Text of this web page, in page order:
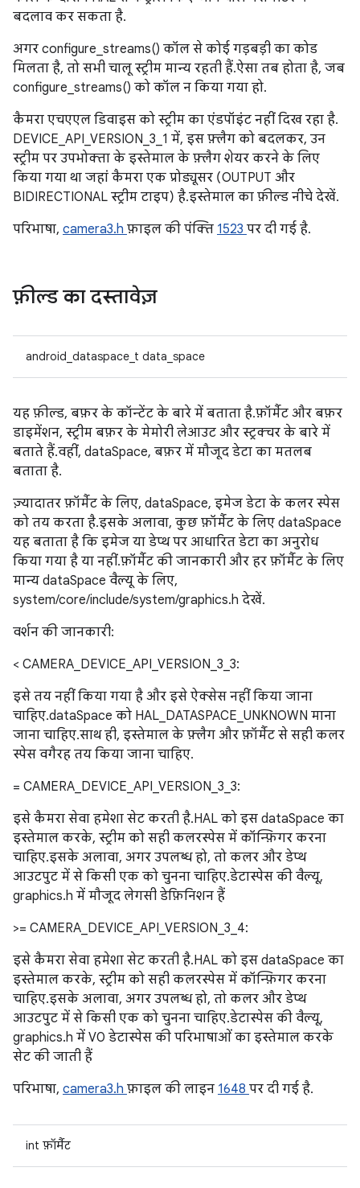
बदलाव कर सकता है.
अगर configure_streams() कॉल से कोई गड़बड़ी का कोड
मिलता है, तो सभी चालू स्ट्रीम मान्य रहती हैं. ऐसा तब होता है, जब
configure_streams() को कॉल न किया गया हो.
कैमरा एचएएल डिवाइस को स्ट्रीम का एंडपॉइंट नहीं दिख रहा है.
DEVICE_API_VERSION_3_1 में, इस फ़्लैग को बदलकर, उन
स्ट्रीम पर उपभोक्ता के इस्तेमाल के फ़्लैग शेयर करने के लिए
किया गया था जहां कैमरा एक प्रोड्यूसर (OUTPUT और
BIDIRECTIONAL स्ट्रीम टाइप) है. इस्तेमाल का फ़ील्ड नीचे देखें.
परिभाषा, camera3.h फ़ाइल की पंक्ति 1523 पर दी गई है.
फ़ील्ड का दस्तावेज़
android_dataspace_t data_space
यह फ़ील्ड, बफ़र के कॉन्टेंट के बारे में बताता है. फ़ॉर्मैट और बफ़र
डाइमेंशन, स्ट्रीम बफ़र के मेमोरी लेआउट और स्ट्रक्चर के बारे में
बताते हैं. वहीं, dataSpace, बफ़र में मौजूद डेटा का मतलब
बताता है.
ज़्यादातर फ़ॉर्मैट के लिए, dataSpace, इमेज डेटा के कलर स्पेस
को तय करता है. इसके अलावा, कुछ फ़ॉर्मैट के लिए dataSpace
यह बताता है कि इमेज या डेप्थ पर आधारित डेटा का अनुरोध
किया गया है या नहीं. फ़ॉर्मैट की जानकारी और हर फ़ॉर्मैट के लिए
मान्य dataSpace वैल्यू के लिए,
system/core/include/system/graphics.h देखें.
वर्शन की जानकारी:
< CAMERA_DEVICE_API_VERSION_3_3:
इसे तय नहीं किया गया है और इसे ऐक्सेस नहीं किया जाना
चाहिए. dataSpace को HAL_DATASPACE_UNKNOWN माना
जाना चाहिए. साथ ही, इस्तेमाल के फ़्लैग और फ़ॉर्मैट से सही कलर
स्पेस वगैरह तय किया जाना चाहिए.
= CAMERA_DEVICE_API_VERSION_3_3:
इसे कैमरा सेवा हमेशा सेट करती है. HAL को इस dataSpace का
इस्तेमाल करके, स्ट्रीम को सही कलरस्पेस में कॉन्फ़िगर करना
चाहिए. इसके अलावा, अगर उपलब्ध हो, तो कलर और डेप्थ
आउटपुट में से किसी एक को चुनना चाहिए. डेटास्पेस की वैल्यू,
graphics.h में मौजूद लेगसी डेफ़िनिशन हैं
>= CAMERA_DEVICE_API_VERSION_3_4:
इसे कैमरा सेवा हमेशा सेट करती है. HAL को इस dataSpace का
इस्तेमाल करके, स्ट्रीम को सही कलरस्पेस में कॉन्फ़िगर करना
चाहिए. इसके अलावा, अगर उपलब्ध हो, तो कलर और डेप्थ
आउटपुट में से किसी एक को चुनना चाहिए. डेटास्पेस की वैल्यू,
graphics.h में V0 डेटास्पेस की परिभाषाओं का इस्तेमाल करके
सेट की जाती हैं
परिभाषा, camera3.h फ़ाइल की लाइन 1648 पर दी गई है.
int फ़ॉर्मैट